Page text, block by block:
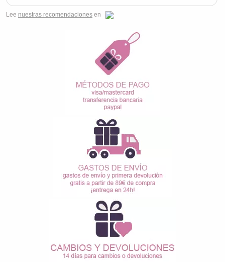
Lee nuestras recomendaciones en